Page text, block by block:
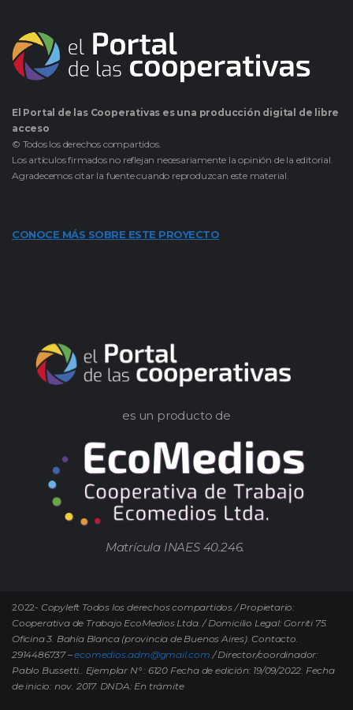
El Portal de las Cooperativas es una producción digital de libre
acceso
© Todos los derechos compartidos.
Los artículos firmados no reflejan necesariamente la opinión de la editorial.
Agradecemos citar la fuente cuando reproduzcan este material.
CONOCE MÁS SOBRE ESTE PROYECTO
es un producto de
Matrícula INAES 40.246.
2022- Copyleft Todos los derechos compartidos / Propietario:
Cooperativa de Trabajo EcoMedios Ltda. / Domicilio Legal: Gorriti 75.
Oficina 3. Bahía Blanca (provincia de Buenos Aires). Contacto.
2914486737 –ecomedios.adm@gmail.com / Director/coordinador:
Pablo Bussetti.. Ejemplar N° : 6120 Fecha de edición: 19/09/2022. Fecha
de inicio: nov. 2017. DNDA: En trámite